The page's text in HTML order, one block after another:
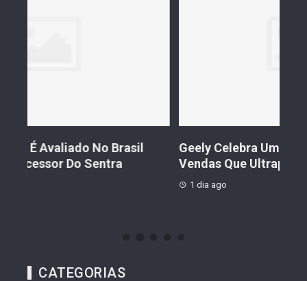
Geely Celebra Um Ano No Brasil Com
Vendas Que Ultrapassam 25 Mil Veículos
CATEGORIAS